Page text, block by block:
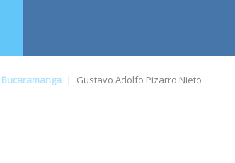
Bucaramanga | Gustavo Adolfo Pizarro Nieto